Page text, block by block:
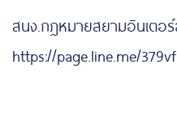
สนง.กฎหมายสยามอินเ
https://page.line.me/